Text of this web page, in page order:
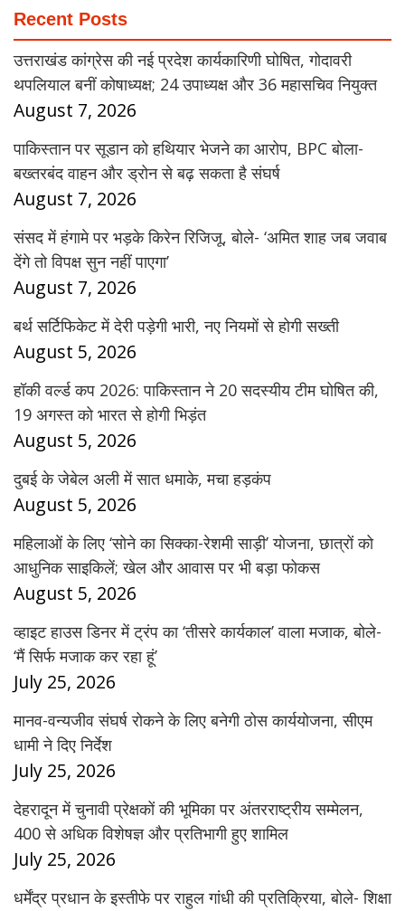
Recent Posts
उत्तराखंड कांग्रेस की नई प्रदेश कार्यकारिणी घोषित, गोदावरी
थपलियाल बनीं कोषाध्यक्ष; 24 उपाध्यक्ष और 36 महासचिव नियुक्त
August 7, 2026
पाकिस्तान पर सूडान को हथियार भेजने का आरोप, BPC बोला-
बख्तरबंद वाहन और ड्रोन से बढ़ सकता है संघर्ष
August 7, 2026
संसद में हंगामे पर भड़के किरेन रिजिजू, बोले- ‘अमित शाह जब जवाब
देंगे तो विपक्ष सुन नहीं पाएगा’
August 7, 2026
बर्थ सर्टिफिकेट में देरी पड़ेगी भारी, नए नियमों से होगी सख्ती
August 5, 2026
हॉकी वर्ल्ड कप 2026: पाकिस्तान ने 20 सदस्यीय टीम घोषित की,
19 अगस्त को भारत से होगी भिड़ंत
August 5, 2026
दुबई के जेबेल अली में सात धमाके, मचा हड़कंप
August 5, 2026
महिलाओं के लिए ‘सोने का सिक्का-रेशमी साड़ी’ योजना, छात्रों को
आधुनिक साइकिलें; खेल और आवास पर भी बड़ा फोकस
August 5, 2026
व्हाइट हाउस डिनर में ट्रंप का ‘तीसरे कार्यकाल’ वाला मजाक, बोले-
‘मैं सिर्फ मजाक कर रहा हूं’
July 25, 2026
मानव-वन्यजीव संघर्ष रोकने के लिए बनेगी ठोस कार्ययोजना, सीएम
धामी ने दिए निर्देश
July 25, 2026
देहरादून में चुनावी प्रेक्षकों की भूमिका पर अंतरराष्ट्रीय सम्मेलन,
400 से अधिक विशेषज्ञ और प्रतिभागी हुए शामिल
July 25, 2026
धर्मेंद्र प्रधान के इस्तीफे पर राहुल गांधी की प्रतिक्रिया, बोले- शिक्षा